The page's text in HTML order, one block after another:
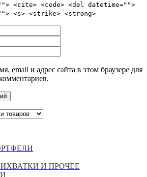
<cite> <code> <del datetime="">
<s> <strike> <strong>
email и адрес сайта в этом браузере для
И ПРОЧЕЕ